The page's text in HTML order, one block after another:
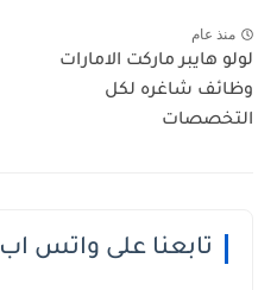
منذ عام
لولو هايبر ماركت الامارات
وظائف شاغره لكل
التخصصات
تابعنا على واتس اب